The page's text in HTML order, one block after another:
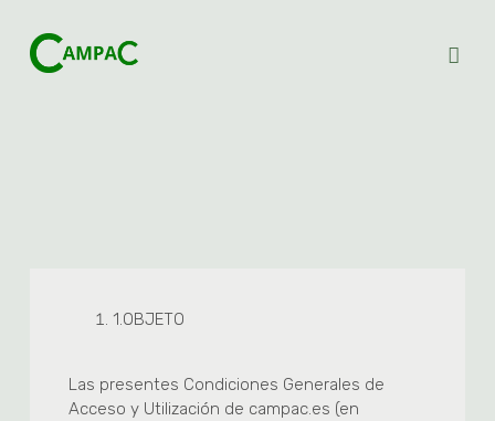
1.OBJETO
Las presentes Condiciones Generales de
Acceso y Utilización de campac.es (en